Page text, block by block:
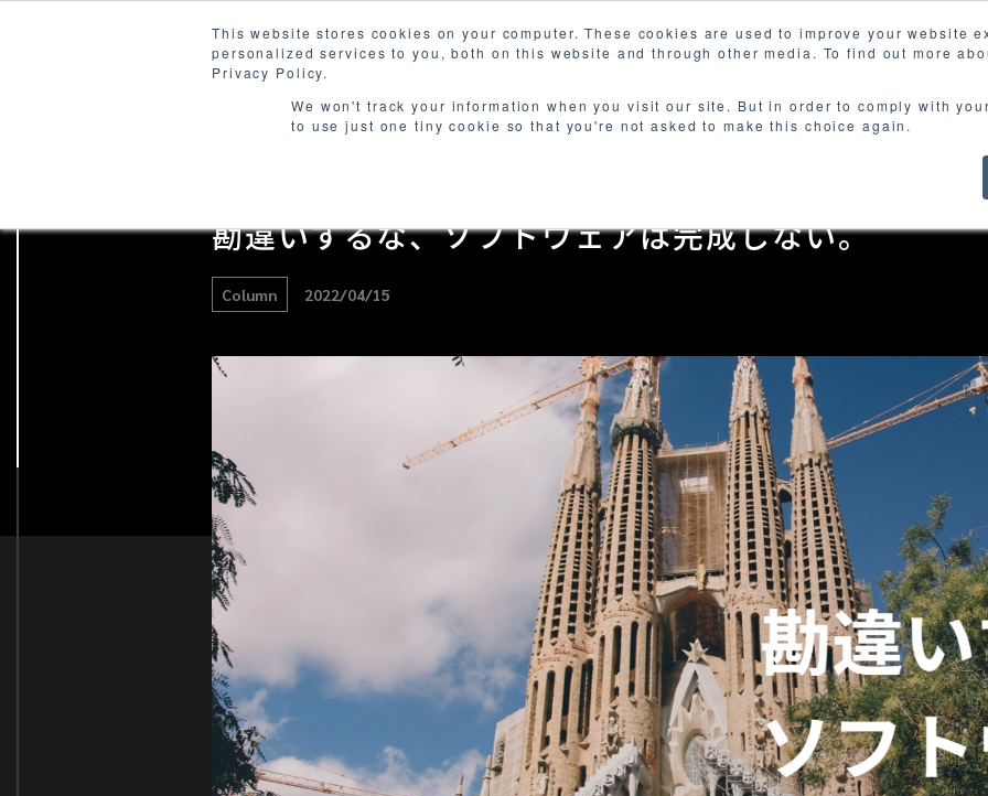
This website stores cookies on your computer. These cookies are used to improve your website
personalized services to you, both on this website and through other media. To find out more
Privacy Policy.
We won't track your information when you visit our site. But in order to comply with
to use just one tiny cookie so that you're not asked to make this choice again.
Product About us
勘違いするな、ソフトウェアは完成しない。
Column 2022/04/15